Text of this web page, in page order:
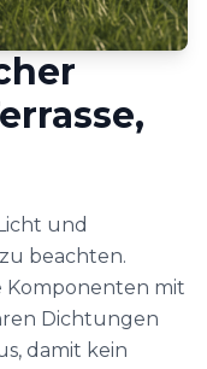
und
beachten.
Komponenten mit
Dichtungen
damit kein